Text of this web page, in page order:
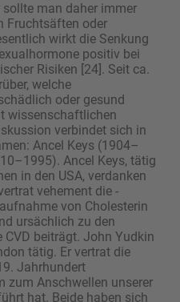
sollte man daher immer
Fruchtsäften oder
wirkt die Senkung
positiv bei
Risiken [24]. Seit ca.
welche
oder gesund
wissenschaftlichen
verbindet sich in
Ancel Keys (1904–
Ancel Keys, tätig
in den USA, verdanken
vehement die
von Cholesterin
ursächlich zu den
beiträgt. John Yudkin
tätig. Er vertrat die
Jahrhundert
zum Anschwellen unserer
hat. Beide haben sich